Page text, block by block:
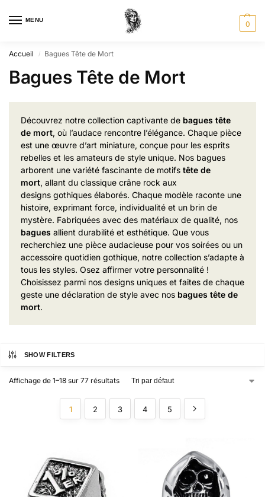
MENU 0
Accueil / Bagues Tête de Mort
Bagues Tête de Mort
Découvrez notre collection captivante de bagues tête
de mort, où l’audace rencontre l’élégance. Chaque pièce
est une œuvre d’art miniature, conçue pour les esprits
rebelles et les amateurs de style unique. Nos bagues
arborent une variété fascinante de motifs tête de
mort, allant du classique crâne rock aux
designs gothiques élaborés. Chaque modèle raconte une
histoire, exprimant force, individualité et un brin de
mystère. Fabriquées avec des matériaux de qualité, nos
bagues allient durabilité et esthétique. Que vous
recherchiez une pièce audacieuse pour vos soirées ou un
accessoire quotidien gothique, notre collection s’adapte à
tous les styles. Osez affirmer votre personnalité !
Choisissez parmi nos designs uniques et faites de chaque
geste une déclaration de style avec nos bagues tête de
mort.
SHOW FILTERS
Affichage de 1–18 sur 77 résultats
1 2 3 4 5